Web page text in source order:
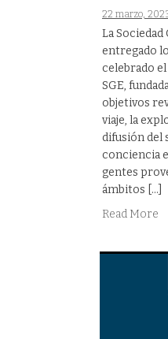
22 marzo,
La
entregado
celebrado
SGE,
objetivos
viaje, la
difusión del
conciencia
gentes
ámbitos […]
Read More